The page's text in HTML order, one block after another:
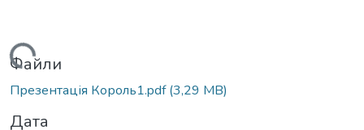
Вантажиться...
Файли
Презентація Король1.pdf(3,29 MB)
Дата